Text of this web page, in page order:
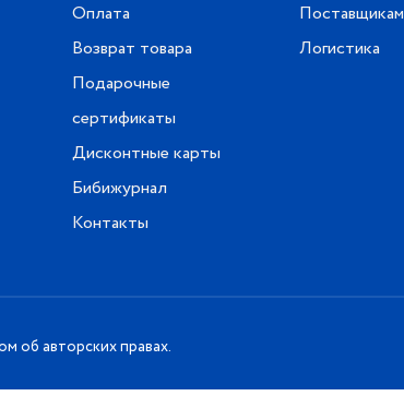
Оплата
Возврат товара
Подарочные
сертификаты
Дисконтные карты
Бибижурнал
Контакты
Поставщикам
Логистика
об авторских правах.